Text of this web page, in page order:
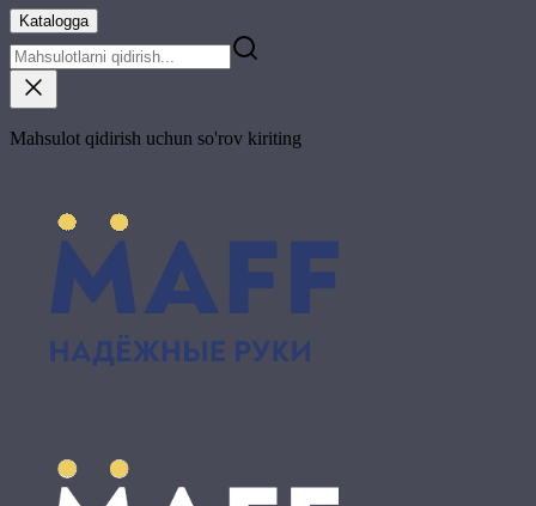
Katalogga
Mahsulot qidirish uchun so'rov kiriting